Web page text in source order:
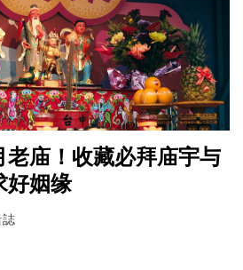
老庙！收藏必拜庙宇与
好姻缘